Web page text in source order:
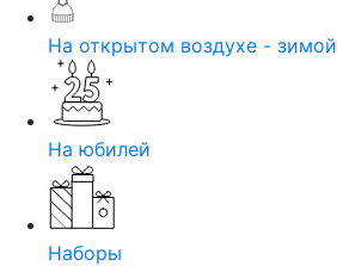
На открытом воздухе - зимой
На юбилей
Наборы